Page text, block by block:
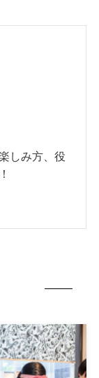
しみ方、役